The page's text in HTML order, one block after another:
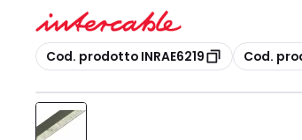
copia
Cod. prodotto INRAE6219 copia
Cod.